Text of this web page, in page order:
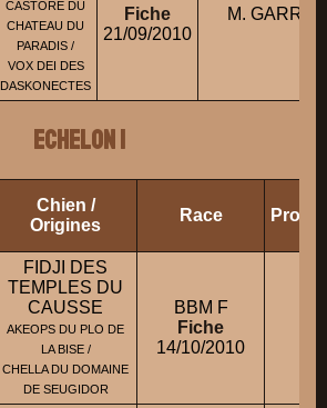
CASTORE DU
CHATEAU DU
PARADIS /
VOX DEI DES
DASKONECTES
Fiche
21/09/2010
M.
ECHELON 1
Chien /
Origines
Race
FIDJI DES
TEMPLES DU
CAUSSE
AKEOPS DU PLO DE
LA BISE /
CHELLA DU DOMAINE
DE SEUGIDOR
BBM F
Fiche
14/10/2010